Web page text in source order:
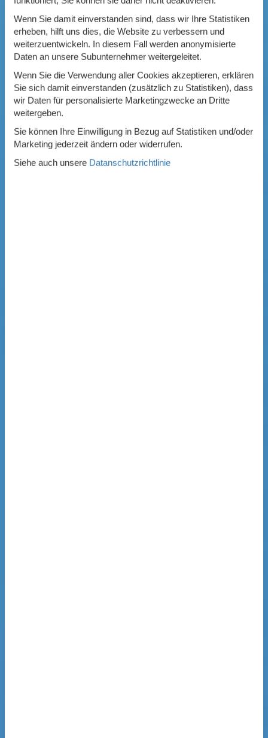
Wenn Sie damit einverstanden sind, dass wir Ihre Statistiken
erheben, hilft uns dies, die Website zu verbessern und
weiterzuentwickeln. In diesem Fall werden anonymisierte
Daten an unsere Subunternehmer weitergeleitet.
Wenn Sie die Verwendung aller Cookies akzeptieren, erklären
Sie sich damit einverstanden (zusätzlich zu Statistiken), dass
wir Daten für personalisierte Marketingzwecke an Dritte
weitergeben.
Sie können Ihre Einwilligung in Bezug auf Statistiken und/oder
Marketing jederzeit ändern oder widerrufen.
Siehe auch unsere Datanschutzrichtlinie